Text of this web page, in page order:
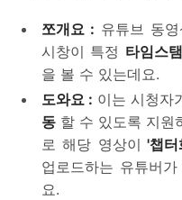
쪼개요 : 유튜브 동
시창이 특정 타임스
을 볼 수 있는데요.
도와요 : 이는 시청자
동할 수 있도록 지원
로 해당 영상이 '챕터
업로드하는 유튜버
요.